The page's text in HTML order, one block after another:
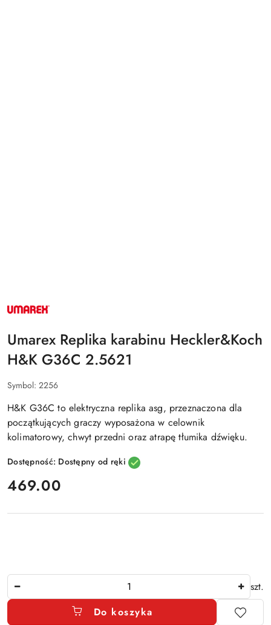
NAZWA
PRODUCENTA:
Umarex Replika karabinu Heckler&Koch
H&K G36C 2.5621
Symbol: 2256
H&K G36Cto elektryczna replika asg, przeznaczonadla
początkujących graczy wyposażona w celownik
kolimatorowy, chwyt przedni oraz atrapę tłumika dźwięku.
Dostępność: Dostępny od ręki
cena:
469.00
szt.
Do koszyka